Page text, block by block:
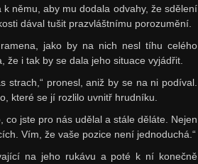
k němu, aby mu dodala odvahy, že sdělení
dával tušit prazvláštnímu porozumění.
jako by na nich nesl tíhu celého
že i tak by se dala jeho situace vyjádřit.
strach,“ pronesl, aniž by se na ni podíval.
které se jí rozlilo uvnitř hrudníku.
co jste pro nás udělal a stále děláte. Nejen
Vím, že vaše pozice není jednoduchá.“
na jeho rukávu a poté k ní konečně